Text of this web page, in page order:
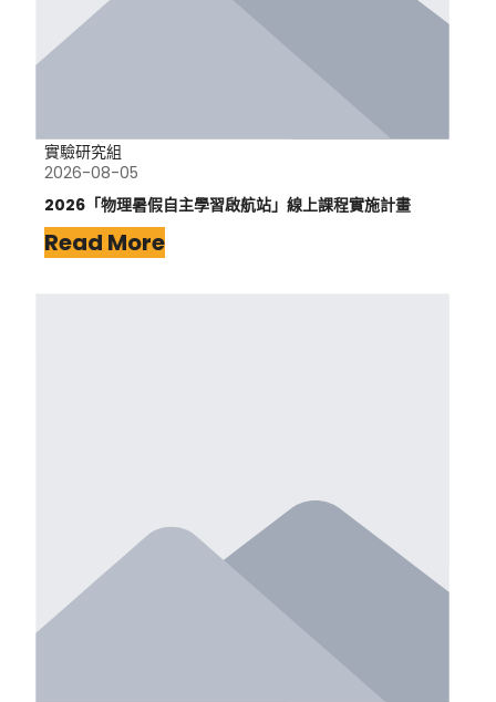
實驗研究組
2026-08-05
2026「物理暑假自主學習啟航站」線上課程實施計畫
Read More